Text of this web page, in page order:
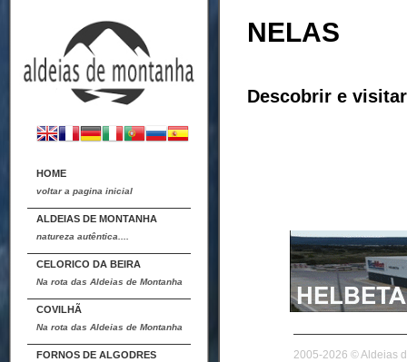
HOME
voltar a pagina inicial
ALDEIAS DE MONTANHA
natureza autêntica....
CELORICO DA BEIRA
Na rota das Aldeias de Montanha
COVILHÃ
Na rota das Aldeias de Montanha
FORNOS DE ALGODRES
NELAS
Descobrir e visitar
2005-2026 © Aldeias